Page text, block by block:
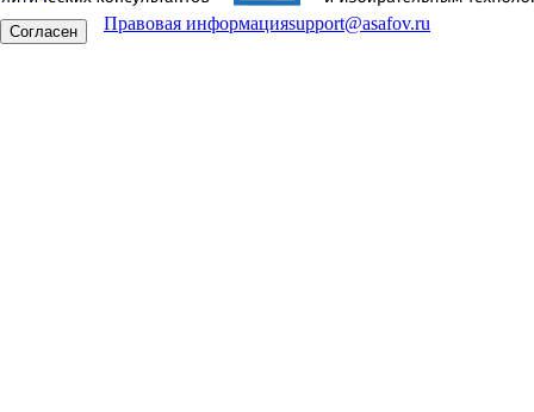
Согласен Правовая информацияsupport@asafov.ru